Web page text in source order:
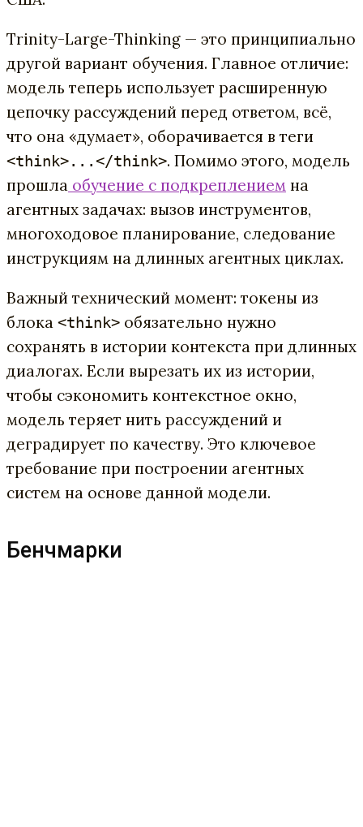
Trinity-Large-Thinking — это принципиально
другой вариант обучения. Главное отличие:
модель теперь использует расширенную
цепочку рассуждений перед ответом, всё,
что она «думает», оборачивается в теги
<think>...</think>. Помимо этого, модель
прошла обучение с подкреплением на
агентных задачах: вызов инструментов,
многоходовое планирование, следование
инструкциям на длинных агентных циклах.
Важный технический момент: токены из
блока <think> обязательно нужно
сохранять в истории контекста при длинных
диалогах. Если вырезать их из истории,
чтобы сэкономить контекстное окно,
модель теряет нить рассуждений и
деградирует по качеству. Это ключевое
требование при построении агентных
систем на основе данной модели.
Бенчмарки